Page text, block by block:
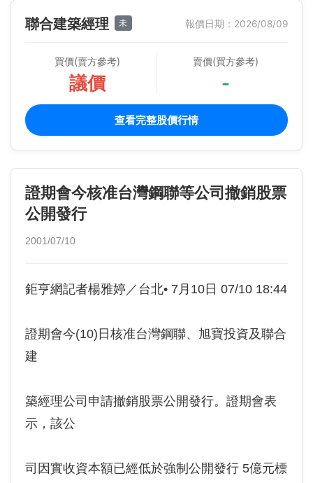
聯合建築經理 未 報價日期：2026/08/09
買價(賣方參考)
議價
賣價(買方參考)
-
查看完整股價行情
證期會今核准台灣鋼聯等公司撤銷股票
公開發行
2001/07/10
鉅亨網記者楊雅婷／台北• 7月10日 07/10 18:44
證期會今(10)日核准台灣鋼聯、旭寶投資及聯合
建
築經理公司申請撤銷股票公開發行。證期會表
示，該公
司因實收資本額已經低於強制公開發行 5億元標